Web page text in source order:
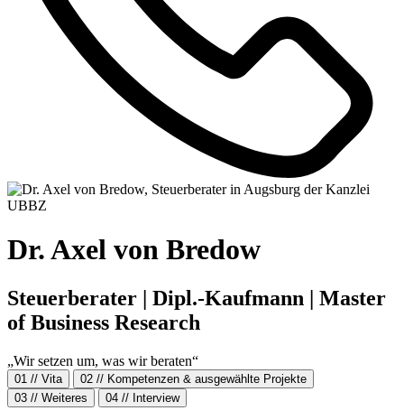
Dr. Axel von Bredow
Steuerberater | Dipl.-Kaufmann | Master
of Business Research
„Wir setzen um, was wir beraten“
01 // Vita
02 // Kompetenzen & ausgewählte Projekte
03 // Weiteres
04 // Interview